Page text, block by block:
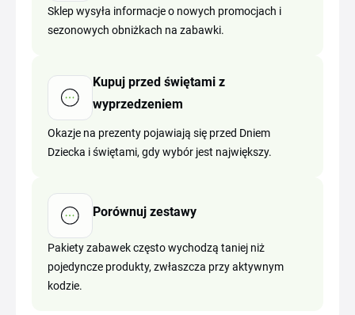
Sklep wysyła informacje o nowych promocjach i
sezonowych obniżkach na zabawki.
Kupuj przed świętami z
wyprzedzeniem
Okazje na prezenty pojawiają się przed Dniem
Dziecka i świętami, gdy wybór jest największy.
Porównuj zestawy
Pakiety zabawek często wychodzą taniej niż
pojedyncze produkty, zwłaszcza przy aktywnym
kodzie.